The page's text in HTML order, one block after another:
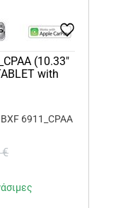
(10.33"
with
6911_CPAA
€